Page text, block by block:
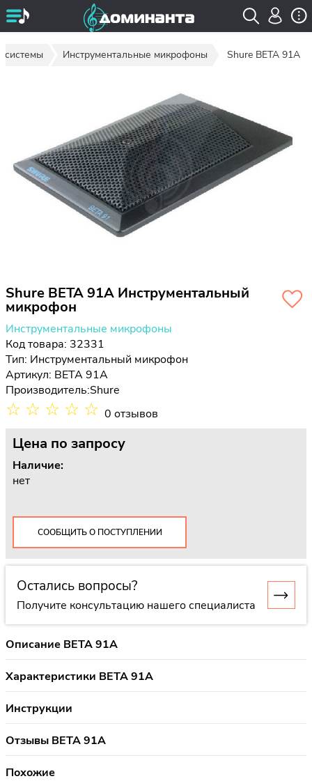
Инструментальные микрофоны Shure BETA 91A
Shure BETA 91A Инструментальный
микрофон
Инструментальные микрофоны
Код товара: 32331
Тип: Инструментальный микрофон
Артикул: BETA 91A
Производитель:Shure
☆ ☆ ☆ ☆ ☆ 0 отзывов
Цена по запросу
Наличие:
нет
СООБЩИТЬ О ПОСТУПЛЕНИИ
Остались вопросы?
Получите консультацию нашего специалиста
Описание BETA 91A
Характеристики BETA 91A
Инструкции
Отзывы BETA 91A
Похожие